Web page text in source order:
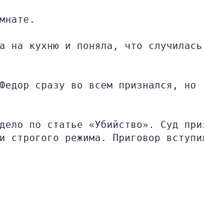
на кухню и поняла, что случилась
сразу во всем признался, но
по статье «Убийство». Суд
строгого режима. Приговор